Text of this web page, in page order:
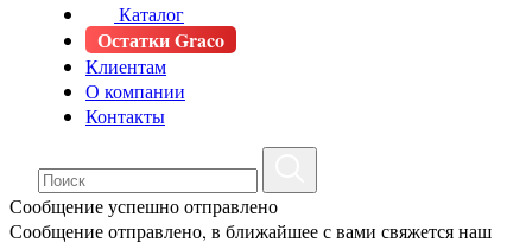
Каталог
Остатки Graco
Клиентам
О компании
Контакты
Сообщение успешно отправлено
Сообщение отправлено, в ближайшее с вами свяжется наш